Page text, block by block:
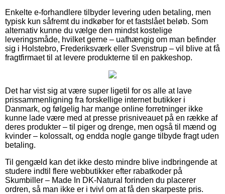
Enkelte e-forhandlere tilbyder levering uden betaling, men
typisk kun såfremt du indkøber for et fastslået beløb. Som
alternativ kunne du vælge den mindst kostelige
leveringsmåde, hvilket gerne – uafhængig om man befinder
sig i Holstebro, Frederiksværk eller Svenstrup – vil blive at få
fragtfirmaet til at levere produkterne til en pakkeshop.
Det har vist sig at være super ligetil for os alle at lave
prissammenligning fra forskellige internet butikker i
Danmark, og følgelig har mange online forretninger ikke
kunne lade være med at presse prisniveauet på en række af
deres produkter – til piger og drenge, men også til mænd og
kvinder – kolossalt, og endda nogle gange tilbyde fragt uden
betaling.
Til gengæld kan det ikke desto mindre blive indbringende at
studere indtil flere webbutikker efter rabatkoder på
Skumbiller – Made In DK-Natural forinden du placerer
ordren, så man ikke er i tvivl om at få den skarpeste pris.